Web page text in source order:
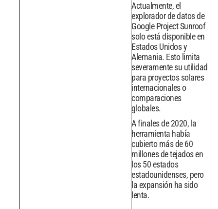
Actualmente, el
explorador de datos de
Google Project Sunroof
solo está disponible en
Estados Unidos y
Alemania. Esto limita
severamente su utilidad
para proyectos solares
internacionales o
comparaciones
globales.
A finales de 2020, la
herramienta había
cubierto más de 60
millones de tejados en
los 50 estados
estadounidenses, pero
la expansión ha sido
lenta.